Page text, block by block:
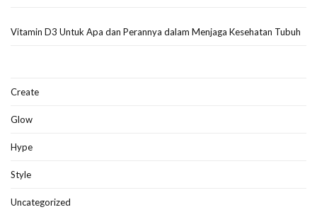
Vitamin D3 Untuk Apa dan Perannya dalam Menjaga Kesehatan Tubuh
Create
Glow
Hype
Style
Uncategorized